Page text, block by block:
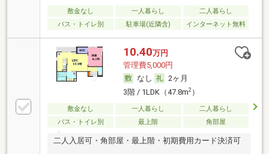
敷金なし 一人暮らし
二人暮らし
バス・トイレ別
駐車場(近隣含) インターネット無料
10.40万円
管理費5,000円
なし
2ヶ月
3階 / 1LDK（47.8m2）
敷金なし 一人暮らし
二人暮らし
バス・トイレ別
最上階 角部屋
二人入居可・角部屋・最上階・初期費用カード決済可